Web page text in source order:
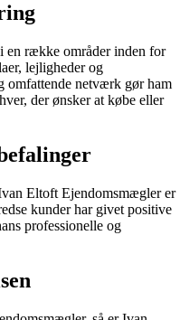
en række områder inden for
lejligheder og
omfattende netværk gør ham
der ønsker at købe eller
Eltoft Ejendomsmægler er
kunder har givet positive
professionelle og